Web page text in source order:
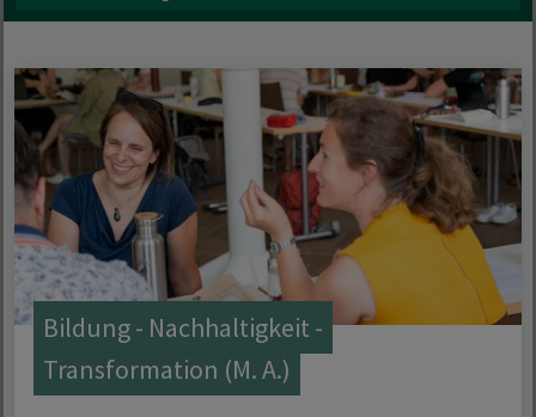
Bildung - Nachhaltigkeit -
Transformation (M. A.)